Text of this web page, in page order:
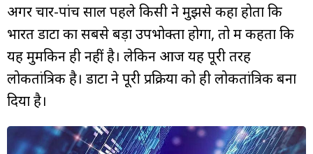
अगर चार-पांच साल पहले किसी ने मुझसे कहा होता कि
भारत डाटा का सबसे बड़ा उपभोक्ता होगा, तो मैं कहता कि
यह मुमकिन ही नहीं है। लेकिन आज यह पूरी तरह
लोकतांत्रिक है। डाटा ने पूरी प्रक्रिया को ही लोकतांत्रिक बना
दिया है।